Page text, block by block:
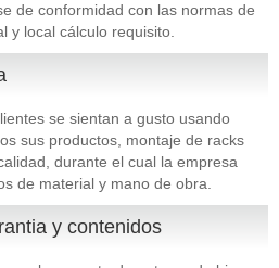
de conformidad con las normas de
y local cálculo requisito.
se sientan a gusto usando
sus productos, montaje de racks
durante el cual la empresa
de material y mano de obra.
y contenidos